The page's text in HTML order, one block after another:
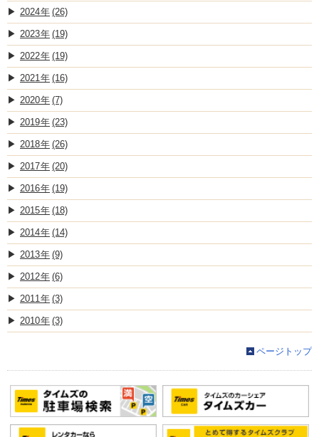
2024 (26)
2023 (19)
2022 (19)
2021 (16)
2020 (7)
2019 (23)
2018 (26)
2017 (20)
2016 (19)
2015 (18)
2014 (14)
2013 (9)
2012 (6)
2011 (3)
2010 (3)
ページトップ